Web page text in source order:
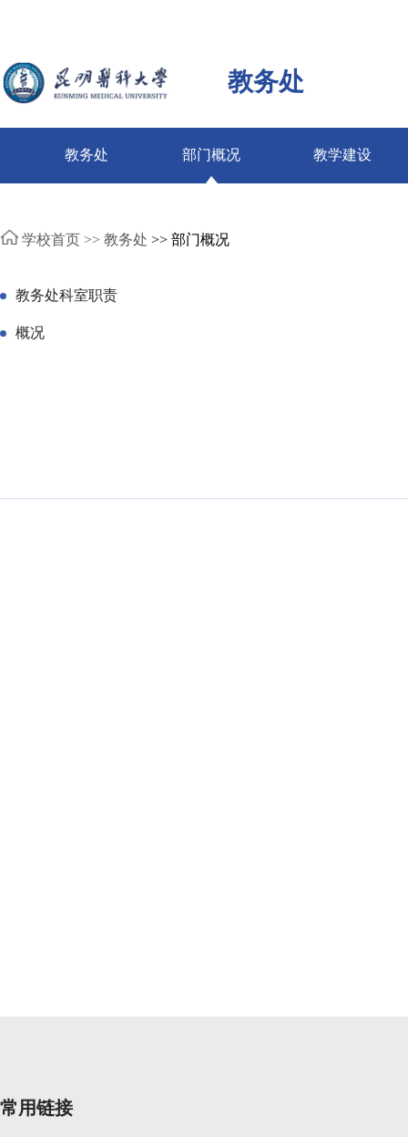
教务处
教务处 部门概况 教学建设
学校首页 >> 教务处 >> 部门概况
教务处科室职责
概况
常用链接